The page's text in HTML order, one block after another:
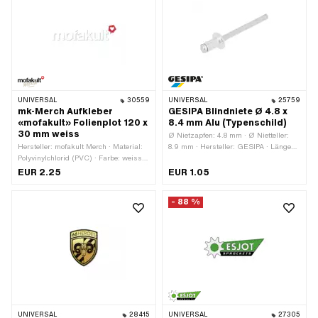
UNIVERSAL 30559
mk-Merch Aufkleber
«mofakult» Folienplot 120 x
30 mm weiss
Hersteller: mofakult Merch · Material:
Polyvinylchlorid (PVC) · Farbe: weiss ·
Breite: 120 mm · Höhe: 30 mm ·
EUR 2.25
UNIVERSAL 25759
GESIPA Blindniete Ø 4.8 x
8.4 mm Alu (Typenschild)
Ø Nietzapfen: 4.8 mm · Ø Nietteller:
8.9 mm · Hersteller: GESIPA · Länge
Aluminium · Material: Stahl · Ø
EUR 1.05
UNIVERSAL 28415
- 88 %
UNIVERSAL 27305